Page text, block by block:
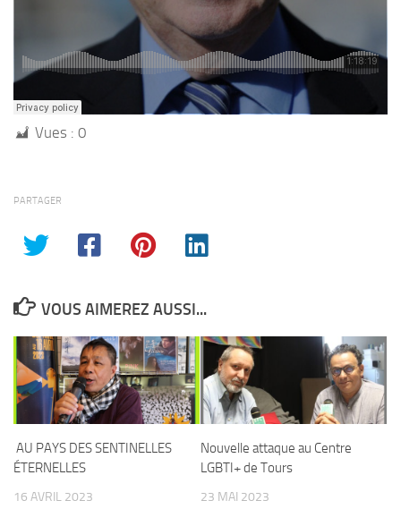
Vues : 0
PARTAGER
VOUS AIMEREZ AUSSI...
AU PAYS DES SENTINELLES
ÉTERNELLES
16 AVRIL 2023
Nouvelle attaque au Centre
LGBTI+ de Tours
23 MAI 2023